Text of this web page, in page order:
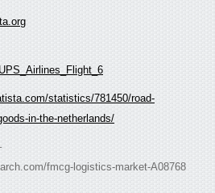
statistics/781450/road-
in-the-netherlands/
fmcg-logistics-market-A08768